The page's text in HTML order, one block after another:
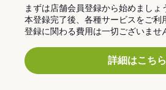
まずは店舗会員登録から始めましょ
本登録完了後、各種サービスをご利
登録に関わる費用は一切ございませ
詳細はこちら